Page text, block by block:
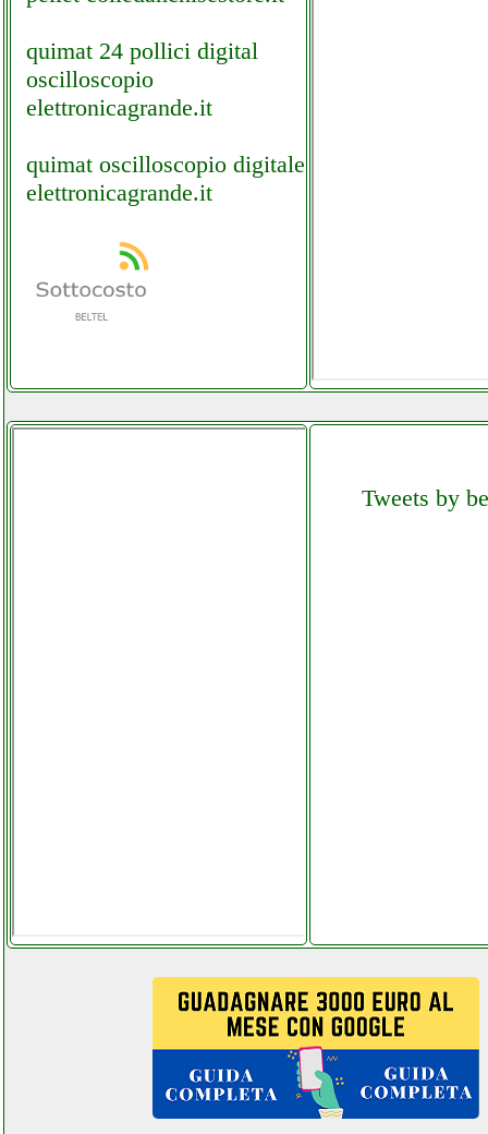
quimat 24 pollici digital
oscilloscopio
elettronicagrande.it
quimat oscilloscopio digitale
elettronicagrande.it
Tweets by